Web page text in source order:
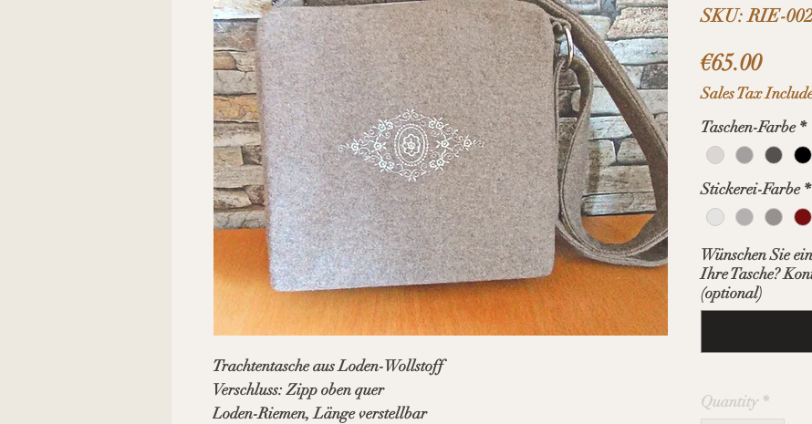
Trachtentasche aus Loden-Wollstoff
Verschluss: Zipp oben quer
Loden-Riemen, Länge verstellbar
SKU: RIE-
€65.00Price
Sales Tax
Taschen-Farbe *
Stickerei-Farbe *
Wünschen Sie
Ihre Tasche?
(optional)
Quantity *